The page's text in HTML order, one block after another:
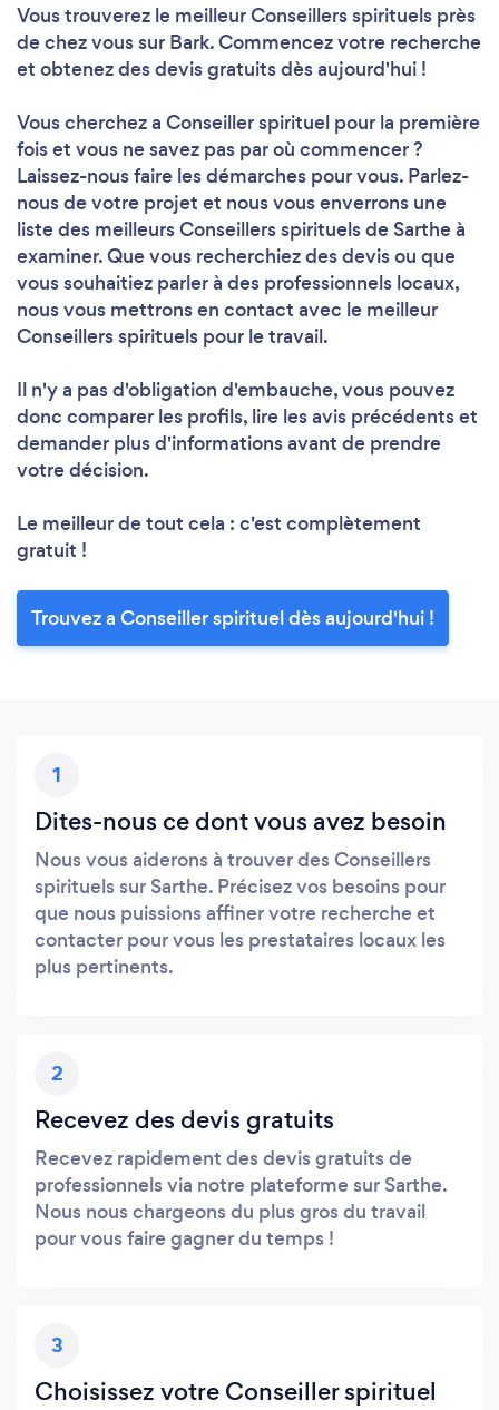
Vous trouverez le meilleur Conseillers spirituels près
de chez vous sur Bark. Commencez votre recherche
et obtenez des devis gratuits dès aujourd'hui !
Vous cherchez a Conseiller spirituel pour la première
fois et vous ne savez pas par où commencer ?
Laissez-nous faire les démarches pour vous. Parlez-
nous de votre projet et nous vous enverrons une
liste des meilleurs Conseillers spirituels de Sarthe à
examiner. Que vous recherchiez des devis ou que
vous souhaitiez parler à des professionnels locaux,
nous vous mettrons en contact avec le meilleur
Conseillers spirituels pour le travail.
Il n'y a pas d'obligation d'embauche, vous pouvez
donc comparer les profils, lire les avis précédents et
demander plus d'informations avant de prendre
votre décision.
Le meilleur de tout cela : c'est complètement
gratuit !
Trouvez a Conseiller spirituel dès aujourd'hui !
1
Dites-nous ce dont vous avez besoin
Nous vous aiderons à trouver des Conseillers
spirituels sur Sarthe. Précisez vos besoins pour
que nous puissions affiner votre recherche et
contacter pour vous les prestataires locaux les
plus pertinents.
2
Recevez des devis gratuits
Recevez rapidement des devis gratuits de
professionnels via notre plateforme sur Sarthe.
Nous nous chargeons du plus gros du travail
pour vous faire gagner du temps !
3
Choisissez votre Conseiller spirituel